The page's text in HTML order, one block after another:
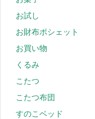
お試し
お財布ポシェット
お買い物
くるみ
こたつ
こたつ布団
すのこベッド